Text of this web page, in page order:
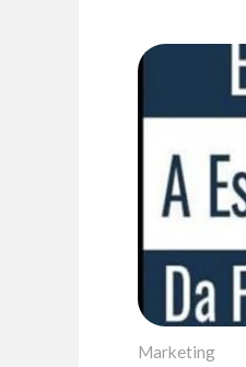
Marketing